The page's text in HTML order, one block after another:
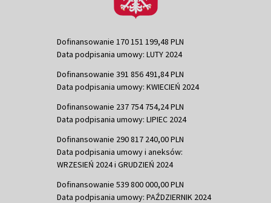
Dofinansowanie 170 151 199,48 PLN
Data podpisania umowy: LUTY 2024
Dofinansowanie 391 856 491,84 PLN
Data podpisania umowy: KWIECIEŃ 2024
Dofinansowanie 237 754 754,24 PLN
Data podpisania umowy: LIPIEC 2024
Dofinansowanie 290 817 240,00 PLN
Data podpisania umowy i aneksów:
WRZESIEŃ 2024 i GRUDZIEŃ 2024
Dofinansowanie 539 800 000,00 PLN
Data podpisania umowy: PAŹDZIERNIK 2024